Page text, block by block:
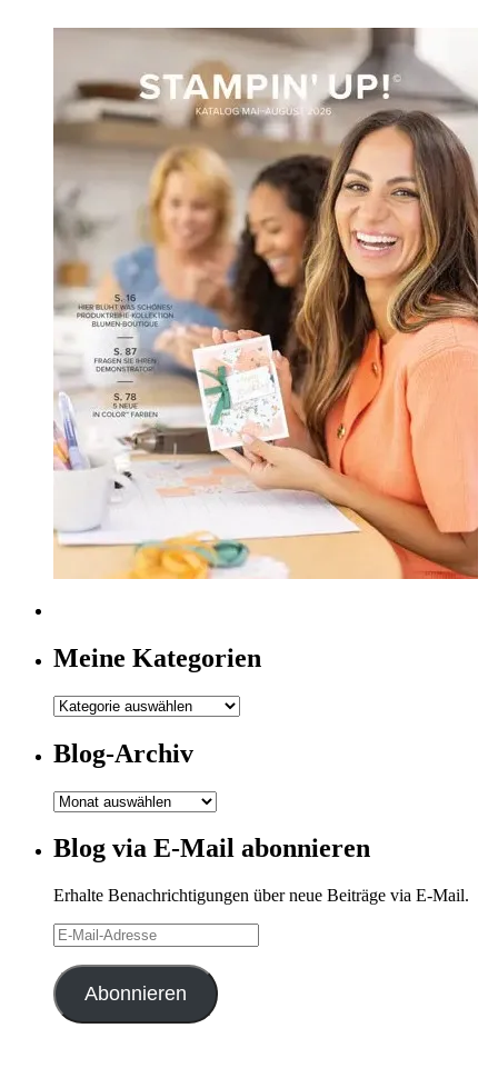
Meine Kategorien
Meine
Blog-Archiv
Blog-
Blog via E-Mail abonnieren
Erhalte Benachrichtigungen über neue Beiträge via E-Mail.
E-
Mail-
Adresse
Abonnieren